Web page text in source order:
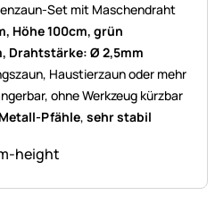
Set mit Maschendraht
Höhe 100cm, grün
Drahtstärke: Ø 2,5mm
Haustierzaun oder mehr
ohne Werkzeug kürzbar
Pfähle, sehr stabil